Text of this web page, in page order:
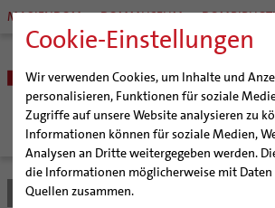
Cookie-Einstellungen
Wir verwenden Cookies, um Inhalte und
personalisieren, Funktionen für soziale
Zugriffe auf unsere Website analysieren zu
Informationen können für soziale Medien,
Analysen an Dritte weitergegeben werden.
die Informationen möglicherweise mit Daten
Quellen zusammen.
MARIENDOM DOMMUSEUM
BISTUM
Bischöfe
SEELSORGE
Bistum Hildesheim